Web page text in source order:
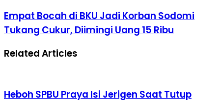
Empat Bocah di BKU Jadi Korban Sodomi
Tukang Cukur, Diimingi Uang 15 Ribu
Related Articles
Heboh SPBU Praya Isi Jerigen Saat Tutup